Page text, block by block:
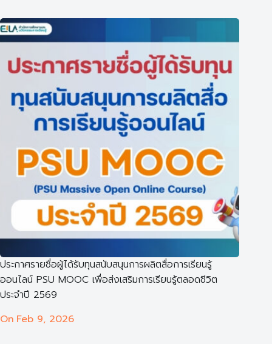
ประกาศรายชื่อผู้ได้รับทุนสนับสนุนการผลิตสื่อการเรียนรู้
ออนไลน์ PSU MOOC เพื่อส่งเสริมการเรียนรู้ตลอดชีวิต
ประจำปี 2569
On Feb 9, 2026